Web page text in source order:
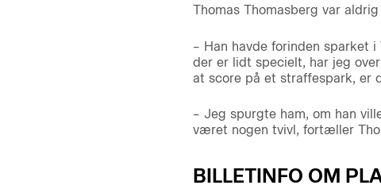
Thomas Thomasberg var
– Han havde forinden sparket
der er lidt specielt, har jeg
at score på et straffespark, er
– Jeg spurgte ham, om han
været nogen tvivl, fortæller
BILLETINFO OM